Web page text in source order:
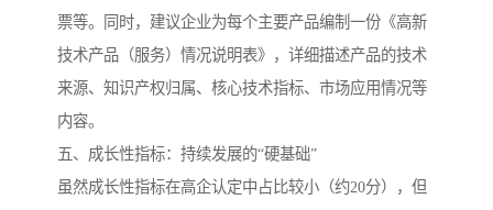
票等。同时，建议企业为每个主要产品编制一份《高新
技术产品（服务）情况说明表》，详细描述产品的技术
来源、知识产权归属、核心技术指标、市场应用情况等
内容。
五、成长性指标：持续发展的“硬基础”
虽然成长性指标在高企认定中占比较小（约20分），但